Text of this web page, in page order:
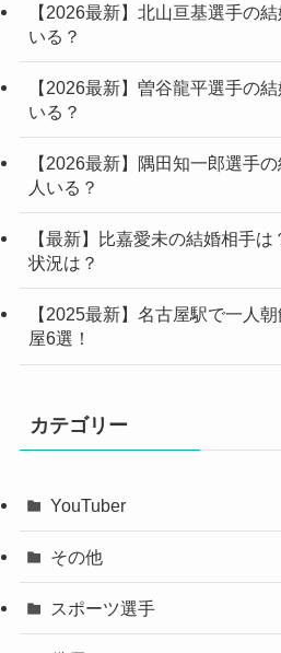
【2026最新】北山亘基選手の
いる？
【2026最新】曽谷龍平選手の
いる？
【2026最新】隅田知一郎選手
人いる？
【最新】比嘉愛未の結婚相手
状況は？
【2025最新】名古屋駅で一人
屋6選！
カテゴリー
YouTuber
その他
スポーツ選手